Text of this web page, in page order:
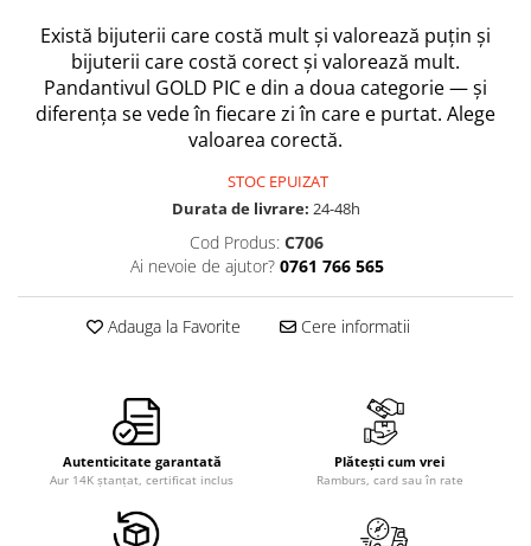
Există bijuterii care costă mult și valorează puțin și
bijuterii care costă corect și valorează mult.
Pandantivul GOLD PIC e din a doua categorie — și
diferența se vede în fiecare zi în care e purtat. Alege
valoarea corectă.
STOC EPUIZAT
Durata de livrare: 24-48h
Cod Produs: C706
Ai nevoie de ajutor? 0761 766 565
Adauga la Favorite Cere informatii
Autenticitate garantată
Aur 14K ștanțat, certificat inclus
Plătești cum vrei
Ramburs, card sau în rate